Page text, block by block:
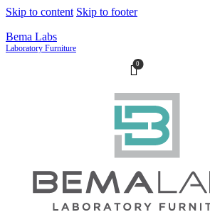
Skip to content Skip to footer
Bema Labs
Laboratory Furniture
0